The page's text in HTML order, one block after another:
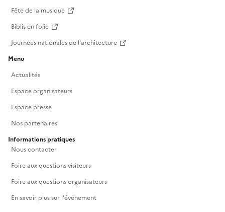
Fête de la musique
Biblis en folie
Journées nationales de l'architecture
Menu
Actualités
Espace organisateurs
Espace presse
Nos partenaires
Informations pratiques
Nous contacter
Foire aux questions visiteurs
Foire aux questions organisateurs
En savoir plus sur l'événement